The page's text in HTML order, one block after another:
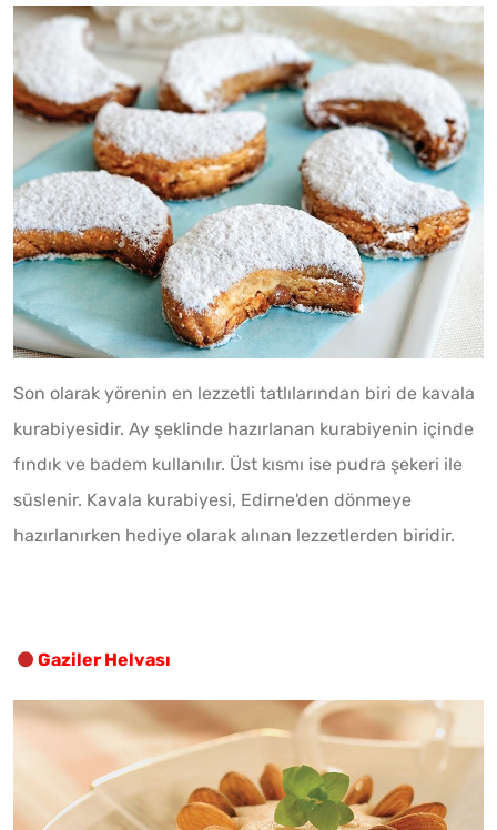
Son olarak yörenin en lezzetli tatlılarından biri de kavala
kurabiyesidir. Ay şeklinde hazırlanan kurabiyenin içinde
fındık ve badem kullanılır. Üst kısmı ise pudra şekeri ile
süslenir. Kavala kurabiyesi, Edirne'den dönmeye
hazırlanırken hediye olarak alınan lezzetlerden biridir.
Gaziler Helvası